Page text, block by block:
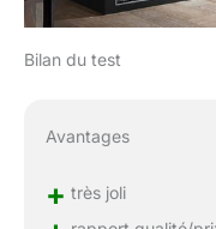
Bilan du test
Avantages
+ très joli